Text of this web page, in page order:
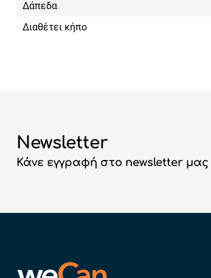
Δάπεδα
Διαθέτει κήπο
Newsletter
Κάνε εγγραφή στο newsletter